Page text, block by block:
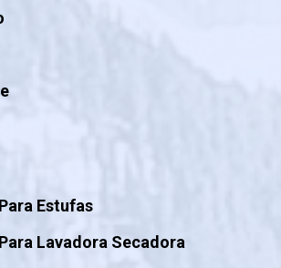
Estufas
Lavadora Secadora